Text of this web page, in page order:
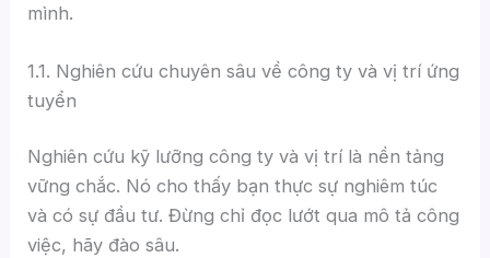
mình.
1.1. Nghiên cứu chuyên sâu về công ty và vị trí ứng
tuyển
Nghiên cứu kỹ lưỡng công ty và vị trí là nền tảng
vững chắc. Nó cho thấy bạn thực sự nghiêm túc
và có sự đầu tư. Đừng chỉ đọc lướt qua mô tả công
việc, hãy đào sâu.